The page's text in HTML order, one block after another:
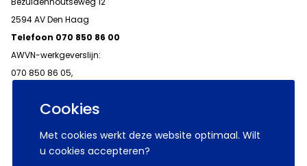
Cookies
Met cookies werkt deze website optimaal. Wilt
u cookies accepteren?
2594 AV Den Haag
Telefoon 070 850 86 00
AWVN-werkgeverslijn:
070 850 86 05,
© 2026 AWVN